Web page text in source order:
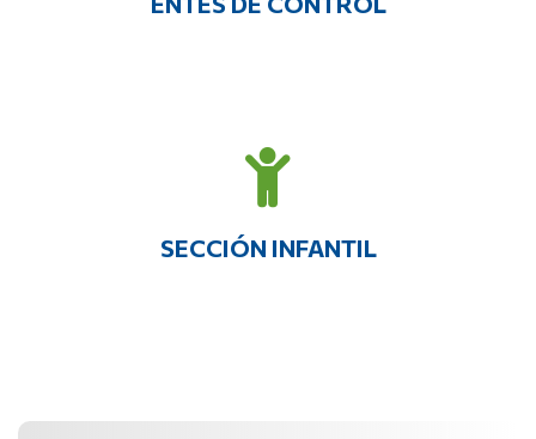
SECCIÓN INFANTIL